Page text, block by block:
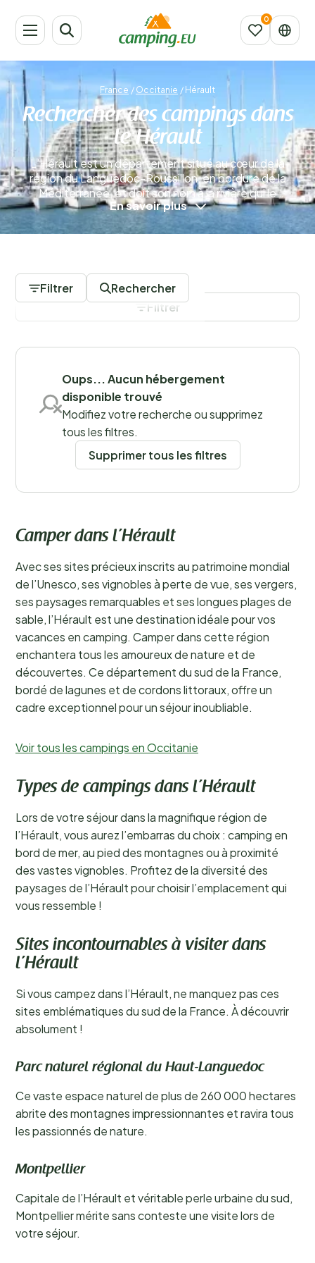
France / Occitanie / Hérault
Rechercher des campings dans
le Hérault
L’Hérault est un département situé au cœur de la
région du Languedoc-Roussillon, en bordure de la
Méditerranée, et doit son nom à la rivière qui le
traverse. Lors de votre séjour dans l’un des campings
de la région, vous profiterez de la richesse historique,
des nombreux vignobles et de superbes panoramas
également une destination idéale pour des vacances
au soleil, car le climat y est ensoleillé la majeure partie
de l’année.En savoir plus
En savoir plus
Filtrer Rechercher
Lieux
Filtrer
Oups... Aucun hébergement
disponible trouvé
Modifiez votre recherche ou supprimez
tous les filtres.
Supprimer tous les filtres
Camper dans l’Hérault
Avec ses sites précieux inscrits au patrimoine mondial
de l’Unesco, ses vignobles à perte de vue, ses vergers,
ses paysages remarquables et ses longues plages de
sable, l’Hérault est une destination idéale pour vos
vacances en camping. Camper dans cette région
enchantera tous les amoureux de nature et de
découvertes. Ce département du sud de la France,
bordé de lagunes et de cordons littoraux, offre un
cadre exceptionnel pour un séjour inoubliable.
Voir tous les campings en Occitanie
Types de campings dans l’Hérault
Lors de votre séjour dans la magnifique région de
l’Hérault, vous aurez l’embarras du choix : camping en
bord de mer, au pied des montagnes ou à proximité
des vastes vignobles. Profitez de la diversité des
paysages de l’Hérault pour choisir l’emplacement qui
vous ressemble !
Sites incontournables à visiter dans
l’Hérault
Si vous campez dans l’Hérault, ne manquez pas ces
sites emblématiques du sud de la France. À découvrir
absolument !
Parc naturel régional du Haut-Languedoc
Ce vaste espace naturel de plus de 260 000 hectares
abrite des montagnes impressionnantes et ravira tous
les passionnés de nature.
Montpellier
Capitale de l’Hérault et véritable perle urbaine du sud,
Montpellier mérite sans conteste une visite lors de
votre séjour.